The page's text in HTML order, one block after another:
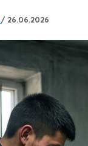
/ 26.06.2026